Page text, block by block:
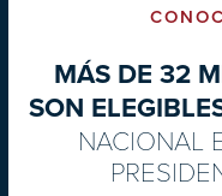
MÁS DE 32
SON
NACIONAL